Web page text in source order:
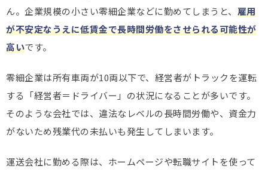
ん。企業規模の小さい零細企業などに勤めてしまうと、 雇用
が不安定なうえに低賃金で長時間労働をさせられる可能性が
高いです。
零細企業は所有車両が10両以下で、経営者がトラックを運転
する「経営者＝ドライバー」の状況になることが多いです。
そのような会社では、違法なレベルの長時間労働や、資金力
がないため残業代の未払いも発生してしまいます。
運送会社に勤める際は、ホームページや転職サイトを使って